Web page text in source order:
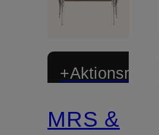
+Aktionsrabatt
MRS &